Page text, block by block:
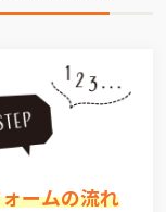
ームの流れ